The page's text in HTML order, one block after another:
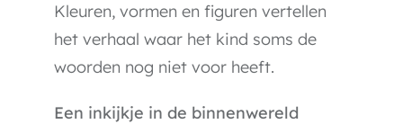
Kleuren, vormen en figuren vertellen
het verhaal waar het kind soms de
woorden nog niet voor heeft.
Een inkijkje in de binnenwereld